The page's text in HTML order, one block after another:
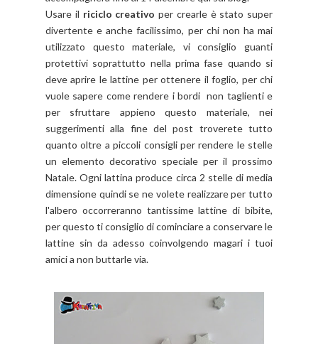
Usare il riciclo creativo per crearle è stato super
divertente e anche facilissimo, per chi non ha mai
utilizzato questo materiale, vi consiglio guanti
protettivi soprattutto nella prima fase quando si
deve aprire le lattine per ottenere il foglio, per chi
vuole sapere come rendere i bordi non taglienti e
per sfruttare appieno questo materiale, nei
suggerimenti alla fine del post troverete tutto
quanto oltre a piccoli consigli per rendere le stelle
un elemento decorativo speciale per il prossimo
Natale. Ogni lattina produce circa 2 stelle di media
dimensione quindi se ne volete realizzare per tutto
l'albero occorreranno tantissime lattine di bibite,
per questo ti consiglio di cominciare a conservare le
lattine sin da adesso coinvolgendo magari i tuoi
amici a non buttarle via.